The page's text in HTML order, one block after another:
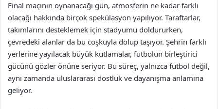
Final maçının oynanacağı gün, atmosferin ne kadar farklı
olacağı hakkında birçok spekülasyon yapılıyor. Taraftarlar,
takımlarını desteklemek için stadyumu doldururken,
çevredeki alanlar da bu coşkuyla dolup taşıyor. Şehrin farklı
yerlerine yayılacak büyük kutlamalar, futbolun birleştirici
gücünü gözler önüne seriyor. Bu süreç, yalnızca futbol değil,
aynı zamanda uluslararası dostluk ve dayanışma anlamına
geliyor.